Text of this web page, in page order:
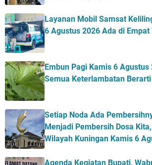
Layanan Mobil Samsat
6 Agustus 2026 Ada di
Embun Pagi Kamis 6
Semua Keterlambatan
Setiap Noda Ada
Menjadi Pembersih Dosa
Wilayah Kuningan Kamis 6
Agenda Kegiatan Bupati,